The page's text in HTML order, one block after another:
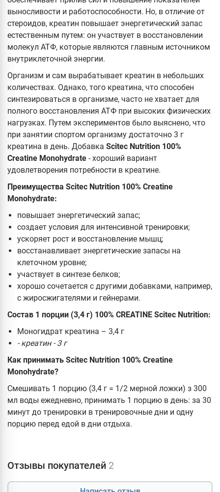
выносливости и работоспособности. Но, в отличие от
стероидов, креатин повышает энергетический запас
естественным путем: он участвует в восстановлении
молекул АТФ, которые являются главным источником
внутриклеточной энергии.
Организм и сам вырабатывает креатин в небольших
количествах. Однако, того креатина, что способен
синтезироваться в организме, часто не хватает для
полного восстановления АТФ при высоких физических
нагрузках. Путем экспериментов было выяснено, что
при занятии спортом организму достаточно 3 г
креатина в день. Добавка Scitec Nutrition 100%
Creatine Monohydrate - хороший вариант
удовлетворения потребности в креатине.
Преимущества Scitec Nutrition 100% Creatine
Monohydrate:
повышает энергетический запас;
создает условия для интенсивной тренировки;
ускоряет рост и восстановление мышц;
восстанавливает энергетические запасы на
клеточном уровне;
участвует в синтезе белков;
хорошо сочетается с другими добавками, например,
с жиросжигателями и гейнерами.
Состав 1 порции (3,4 г) 100% CREATINE Scitec Nutrition:
Моногидрат креатина – 3,4 г
- креатин - 3 г
Как принимать Scitec Nutrition 100% Creatine
Monohydrate?
Смешивать 1 порцию (3,4 г = 1/2 мерной ложки) з 300
мл воды ежедневно, принимать 1 порцию в день: за 30
минут до тренировки в тренировочные дни и одну
порцию перед едой в дни отдыха.
Отзывы покупателей 2